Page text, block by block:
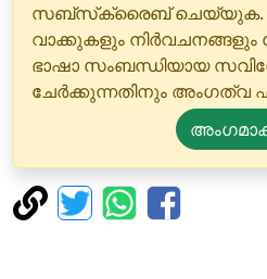
സബ്‌സ്‌ക്രൈബ് ചെയ്യുക.
വാക്കുകളും നിർവചനങ്ങളും
ഭാഷാ സംബന്ധിയായ
ചേർക്കുന്നതിനും അംഗത്വ